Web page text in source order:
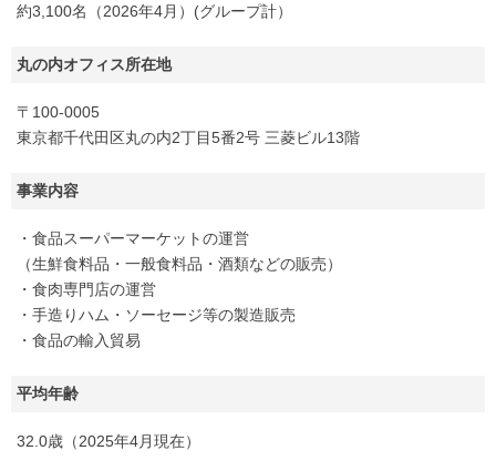
約3,100名（2026年4月）(グループ計）
丸の内オフィス所在地
〒100-0005
東京都千代田区丸の内2丁目5番2号 三菱ビル13階
事業内容
・食品スーパーマーケットの運営
（生鮮食料品・一般食料品・酒類などの販売）
・食肉専門店の運営
・手造りハム・ソーセージ等の製造販売
・食品の輸入貿易
平均年齢
32.0歳（2025年4月現在）